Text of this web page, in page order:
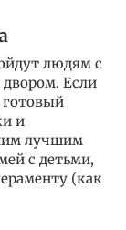
людям с
Если
и
лучшим
с детьми,
(как